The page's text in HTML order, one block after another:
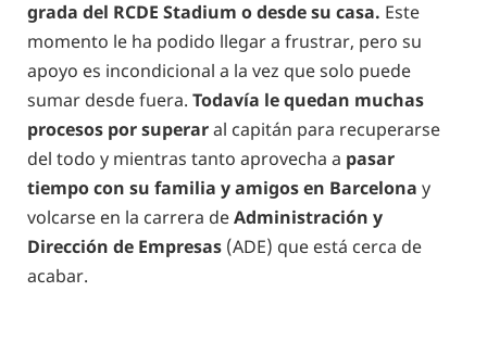
grada del RCDE Stadium o desde su casa. Este
momento le ha podido llegar a frustrar, pero su
apoyo es incondicional a la vez que solo puede
sumar desde fuera. Todavía le quedan muchas
procesos por superaral capitán para recuperarse
del todo y mientras tanto aprovecha a pasar
tiempo con su familia y amigos en Barcelona y
volcarse en la carrera deAdministración y
Dirección de Empresas (ADE) que está cerca de
acabar.